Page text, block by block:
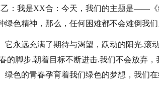
：我是XX合：今天，我们的主题是——《
绿色精神，那么，任何困难都不会难倒我们
它永远充满了期待与渴望，跃动的阳光.滚
的脚步.朝着目标不断进击.我们不会放弃
绿色的青春孕育着我们绿色的梦想，我们在